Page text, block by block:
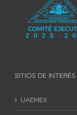
SITIOS DE INTERÉS
UAEMEX